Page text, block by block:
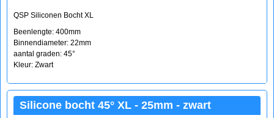
QSP Siliconen Bocht XL
Beenlengte: 400mm
Binnendiameter: 22mm
aantal graden: 45°
Kleur: Zwart
Silicone bocht 45° XL - 25mm - zwart